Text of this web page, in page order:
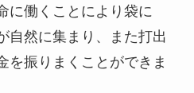
に働くことにより袋に
自然に集まり、また打出
を振りまくことができま